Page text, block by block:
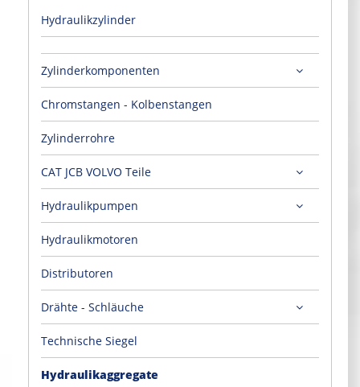
Hydraulikzylinder
Zylinderkomponenten
Chromstangen - Kolbenstangen
Zylinderrohre
CAT JCB VOLVO Teile
Hydraulikpumpen
Hydraulikmotoren
Distributoren
Drähte - Schläuche
Technische Siegel
Hydraulikaggregate